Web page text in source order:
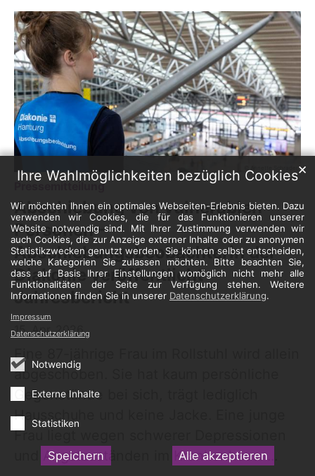
Ihre Wahlmöglichkeiten bezüglich Cookies
Wir möchten Ihnen ein optimales Webseiten-Erlebnis bieten. Dazu
verwenden wir Cookies, die für das Funktionieren unserer
Website notwendig sind. Mit Ihrer Zustimmung verwenden wir
auch Cookies, die zur Anzeige externer Inhalte oder zu anonymen
Statistikzwecken genutzt werden. Sie können selbst entscheiden,
welche Kategorien Sie zulassen möchten. Bitte beachten Sie,
dass auf Basis Ihrer Einstellungen womöglich nicht mehr alle
Funktionalitäten der Seite zur Verfügung stehen. Weitere
Informationen finden Sie in unserer Datenschutzerklärung.
Notwendig
Externe Inhalte
Statistiken
Speichern Alle akzeptieren
✕
Impressum
Datenschutzerklärung
Pressemitteilung:
Abschiebung von vulnerablen
Personen –
Abschiebungsbeobachterin der
Diakonie veröffentlicht
Jahresbericht
15. Apr. 2026
Eine 87-jährige Frau im Rollstuhl wird allein
abgeschoben. Sie hat kaum persönliche
Gegenstände bei sich, trägt lediglich
Hausschuhe und keine Jacke. Eine junge
Frau liegt wegen schwerer Depressionen
und Angstzuständen im Krankenhaus. ...